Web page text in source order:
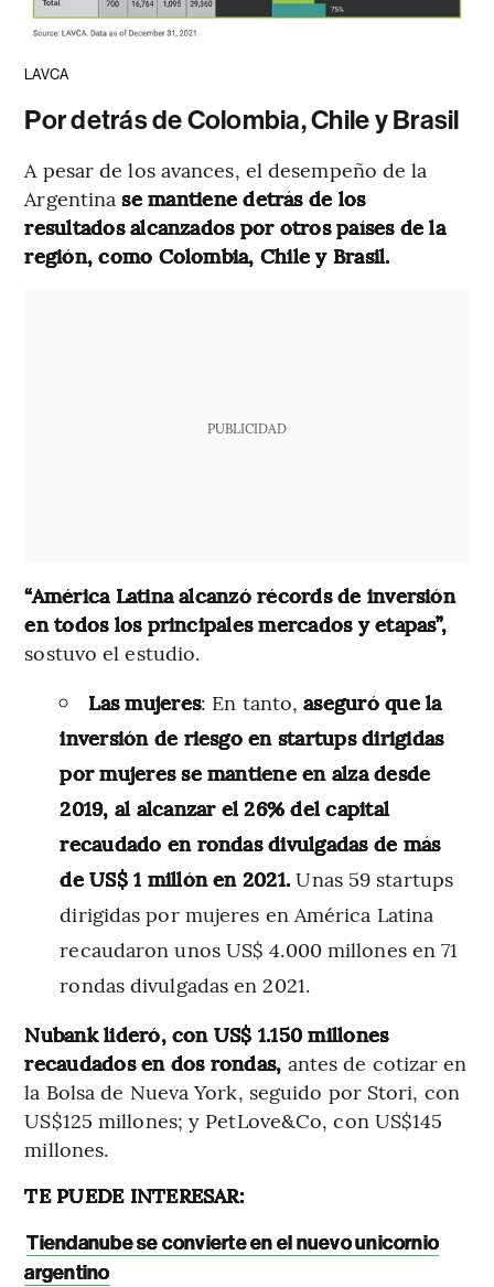
LAVCA
Por detrás de Colombia, Chile y Brasil
A pesar de los avances, el desempeño de la
Argentinase mantiene detrás de los
resultados alcanzados por otros países de la
región, como Colombia, Chile y Brasil.
PUBLICIDAD
“América Latina alcanzó récords de inversión
en todos los principales mercados y etapas”,
sostuvo el estudio.
Las mujeres: En tanto,aseguró que la
inversión de riesgo en startups dirigidas
por mujeres se mantiene en alza desde
2019, al alcanzar el 26% del capital
recaudado en rondas divulgadas de más
de US$ 1 millón en 2021.Unas 59 startups
dirigidas por mujeres en América Latina
recaudaron unos US$ 4.000 millones en 71
rondas divulgadas en 2021.
Nubank lideró, con US$ 1.150 millones
recaudados en dos rondas, antes de cotizar en
la Bolsa de Nueva York, seguido por Stori, con
US$125 millones; y PetLove&Co, con US$145
millones.
TE PUEDE INTERESAR:
Tiendanube se convierte en el nuevo unicornio
argentino